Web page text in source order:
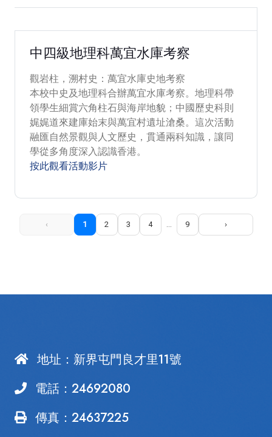
中四級地理科萬宜水庫考察
觀岩柱，溯村史：萬宜水庫史地考察
本校中史及地理科合辦萬宜水庫考察。地理科帶
領學生細賞六角柱石與海岸地貌；中國歷史科則
娓娓道來建庫始末與萬宜村遺址滄桑。這次活動
融匯自然景觀與人文歷史，貫通兩科知識，讓同
學從多角度深入認識香港。
按此觀看活動影片
1 2 3 4 ... 9
地址： 新界屯門良才里11號
電話： 24692080
傳真：24637225